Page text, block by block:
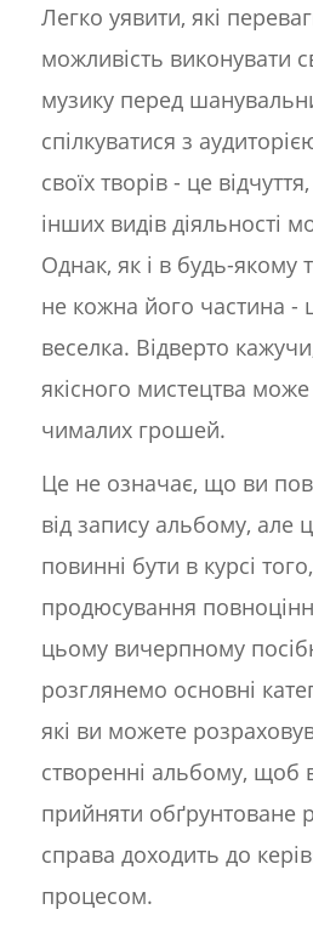
Легко уявити, які
можливість виконувати
музику перед
спілкуватися з
своїх творів - це
інших видів діяльності
Однак, як і в будь-якому
не кожна його частина -
веселка. Відверто
якісного мистецтва
чималих грошей.
Це не означає, що ви
від запису альбому, але
повинні бути в курсі
продюсування
цьому вичерпному
розглянемо основні
які ви можете
створенні альбому, щоб
прийняти обґрунтоване
справа доходить до
процесом.